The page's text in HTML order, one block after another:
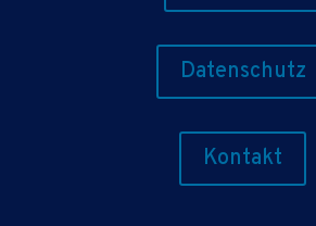
Datenschutz
Kontakt